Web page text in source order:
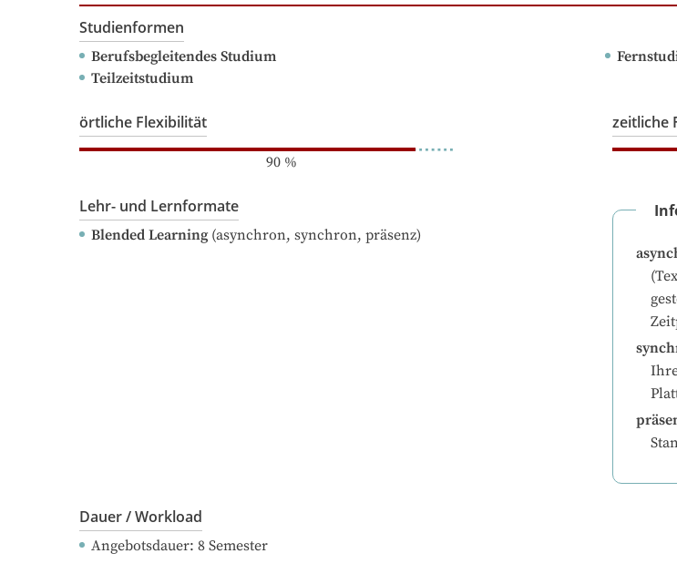
Studienformen
Berufsbegleitendes Studium
Teilzeitstudium
örtliche Flexibilität
90%
zeitliche
Lehr- und Lernformate
Blended Learning(asynchron, synchron, präsenz)
Dauer / Workload
Angebotsdauer: 8 Semester